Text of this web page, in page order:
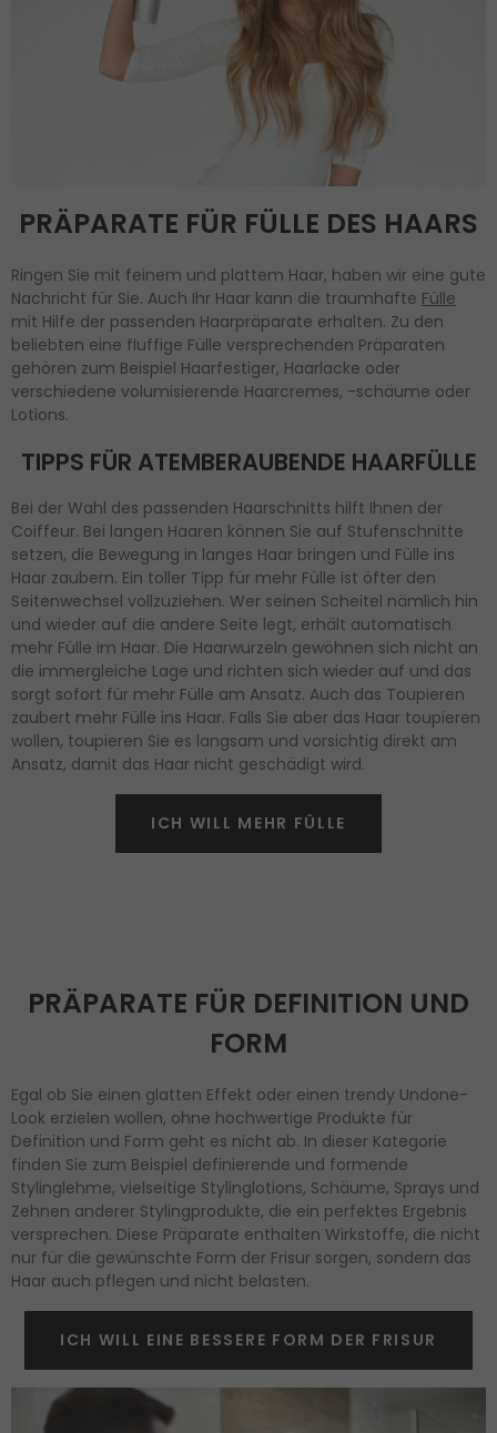
PRÄPARATE FÜR FÜLLE DES HAARS
Ringen Sie mit feinem und plattem Haar, haben wir eine gute
Nachricht für Sie. Auch Ihr Haar kann die traumhafte Fülle
mit Hilfe der passenden Haarpräparate erhalten. Zu den
beliebten eine fluffige Fülle versprechenden Präparaten
gehören zum Beispiel Haarfestiger, Haarlacke oder
verschiedene volumisierende Haarcremes, -schäume oder
Lotions.
TIPPS FÜR ATEMBERAUBENDE HAARFÜLLE
Bei der Wahl des passenden Haarschnitts hilft Ihnen der
Coiffeur. Bei langen Haaren können Sie auf Stufenschnitte
setzen, die Bewegung in langes Haar bringen und Fülle ins
Haar zaubern. Ein toller Tipp für mehr Fülle ist öfter den
Seitenwechsel vollzuziehen. Wer seinen Scheitel nämlich hin
und wieder auf die andere Seite legt, erhält automatisch
mehr Fülle im Haar. Die Haarwurzeln gewöhnen sich nicht an
die immergleiche Lage und richten sich wieder auf und das
sorgt sofort für mehr Fülle am Ansatz. Auch das Toupieren
zaubert mehr Fülle ins Haar. Falls Sie aber das Haar toupieren
wollen, toupieren Sie es langsam und vorsichtig direkt am
Ansatz, damit das Haar nicht geschädigt wird.
ICH WILL MEHR FÜLLE
PRÄPARATE FÜR DEFINITION UND
FORM
Egal ob Sie einen glatten Effekt oder einen trendy Undone-
Look erzielen wollen, ohne hochwertige Produkte für
Definition und Form geht es nicht ab. In dieser Kategorie
finden Sie zum Beispiel definierende und formende
Stylinglehme, vielseitige Stylinglotions, Schäume, Sprays und
Zehnen anderer Stylingprodukte, die ein perfektes Ergebnis
versprechen. Diese Präparate enthalten Wirkstoffe, die nicht
nur für die gewünschte Form der Frisur sorgen, sondern das
Haar auch pflegen und nicht belasten.
ICH WILL EINE BESSERE FORM DER FRISUR